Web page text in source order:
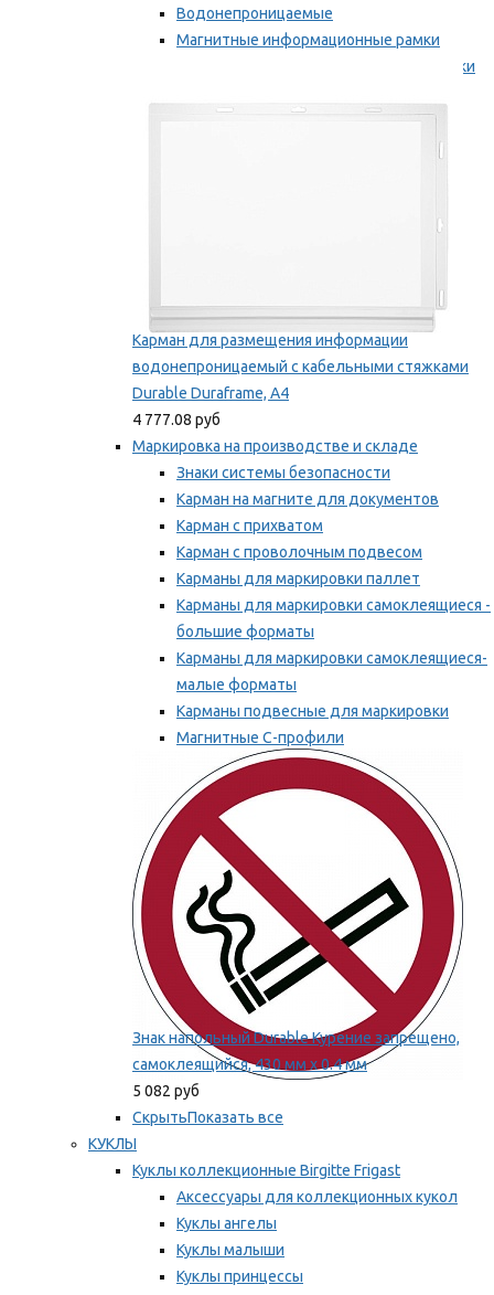
Водонепроницаемые
Магнитные информационные рамки
Самоклеящиеся информационные рамки
Карман для размещения информации
водонепроницаемый с кабельными стяжками
Durable Duraframe, А4
4 777.08 руб
Маркировка на производстве и складе
Знаки системы безопасности
Карман на магните для документов
Карман с прихватом
Карман с проволочным подвесом
Карманы для маркировки паллет
Карманы для маркировки самоклеящиеся -
большие форматы
Карманы для маркировки самоклеящиеся-
малые форматы
Карманы подвесные для маркировки
Магнитные С-профили
Напольная маркировка
Мы рекомендуем
Знак напольный Durable Курение запрещено,
самоклеящийся, 430 мм х 0.4 мм
5 082 руб
СкрытьПоказать все
КУКЛЫ
Куклы коллекционные Birgitte Frigast
Аксессуары для коллекционных кукол
Куклы ангелы
Куклы малыши
Куклы принцессы